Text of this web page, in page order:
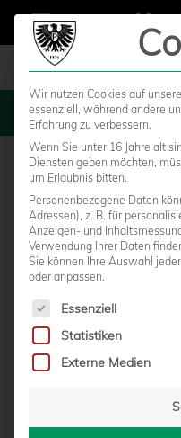
FROSTIGER
vonMarcel Weskamp|
Wir nutzen Cookies auf
essenziell, während andere
Erfahrung zu verbessern.
Wenn Sie unter 16 Jahre alt
Diensten geben möchten,
um Erlaubnis bitten.
Personenbezogene Daten
Adressen), z. B. für
Anzeigen- und
Verwendung Ihrer Daten
Sie können Ihre Auswahl
oder anpassen.
Es folgt eine Liste der
Essenziell
Statistiken
Externe Medien